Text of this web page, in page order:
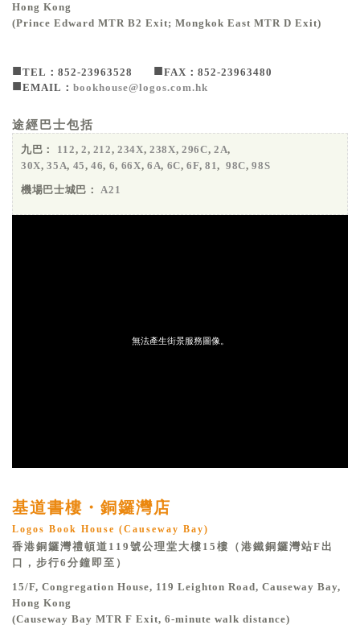
Hong Kong
(Prince Edward MTR B2 Exit; Mongkok East MTR D Exit)
■TEL：852-23963528 ■FAX：852-23963480
■EMAIL： bookhouse@logos.com.hk
途經巴士包括
九巴： 112, 2, 212,234X,238X, 296C, 2A,
30X,35A, 45,46, 6, 66X,6A, 6C,6F, 81,98C,98S
機場巴士城巴：
A21
基道書樓・銅鑼灣店
Logos Book House (Causeway Bay)
香港銅鑼灣禮頓道119號公理堂大樓15樓（港鐵銅鑼灣站F出
口，步行6分鐘即至）
15/F, Congregation House, 119 Leighton Road, Causeway Bay,
Hong Kong
(Causeway Bay MTR F Exit, 6-minute walk distance)